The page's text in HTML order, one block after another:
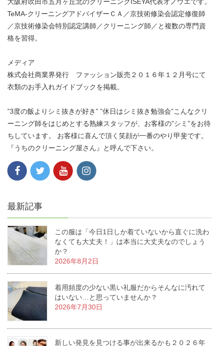
TeMA-クリーニングアドバイザーＣＡ／京技術修染会認定修復師
／京技術修染会特別認定講師／クリーニング師／と複数の専門資
格を習得。
メディア
株式会社商業界発行 ファッション販売２０１６年１２月号にて
衣類のお手入れガイドブックを掲載。
”3度の飯よりシミ抜きが好き” ”休日はシミ抜き勉強会”こんなクリ
ーニング師をはじめとする熟練スタッフが、お客様の”シミ”をお待
ちしています。 お客様に喜んで頂く笑顔が一番のやり甲斐です。
『うちのクリーニング屋さん』と呼んで下さい。
最新記事
この服は「今日1日しか着ていないから直ぐに洗わ
なくても大丈夫！」は本当に大丈夫なのでしょう
か？
2026年8月2日
着用頻度の少ない黒い礼服だからそんなに汚れて
はいない…と思っていませんか？
2026年7月30日
新しい発見を見つける事が出来るかも２０２６年